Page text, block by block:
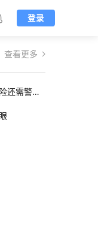
登录
查看更多
还需警